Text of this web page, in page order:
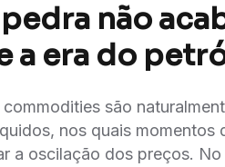
não
a era do
são
nos quais
a oscilação dos preços.